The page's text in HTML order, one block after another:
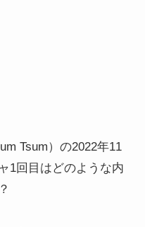
Tsum）の2022年11
1回目はどのような内